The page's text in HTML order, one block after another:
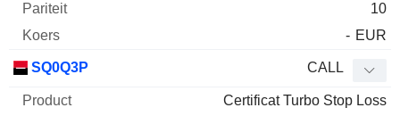
10
- EUR
SQ0Q3P CALL
Certificat Turbo Stop Loss